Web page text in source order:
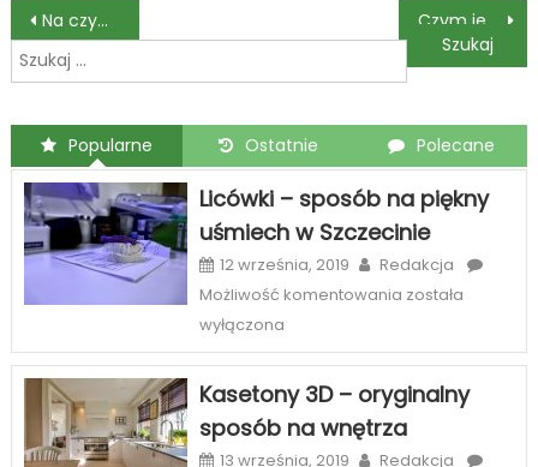
Nawigacja
wpisu
Na czym polega sterowana regeneracja kości w chirurgii stomatologicznej?
Szukaj:
Popularne Ostatnie Polecane
Licówki – sposób na piękny
uśmiech w Szczecinie
12 września, 2019
Redakcja
Możliwość komentowania Licówki
sposób
piękny
uśmiech
w
została
wyłączona
Kasetony 3D – oryginalny
sposób na wnętrza
13 września, 2019
Redakcja